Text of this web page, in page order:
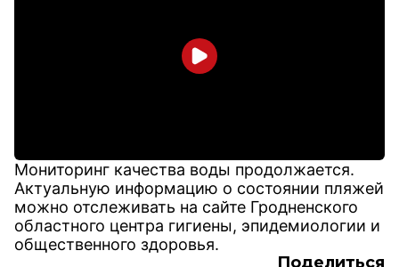
Мониторинг качества воды продолжается.
Актуальную информацию о состоянии пляжей
можно отслеживать на сайте Гродненского
областного центра гигиены, эпидемиологии и
общественного здоровья.
Поделиться